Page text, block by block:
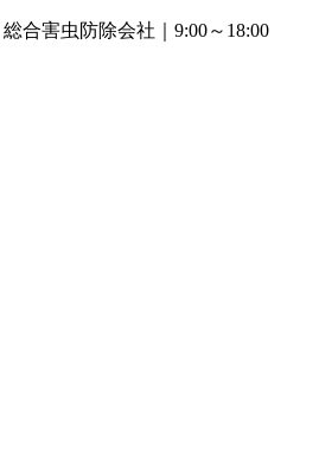
合害虫防除会社 ｜9:00～18:00